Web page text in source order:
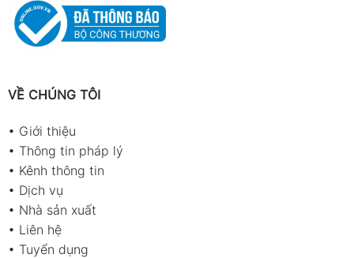
VỀ CHÚNG TÔI
• Giới thiệu
• Thông tin pháp lý
• Kênh thông tin
• Dịch vụ
• Nhà sản xuất
• Liên hệ
• Tuyển dụng